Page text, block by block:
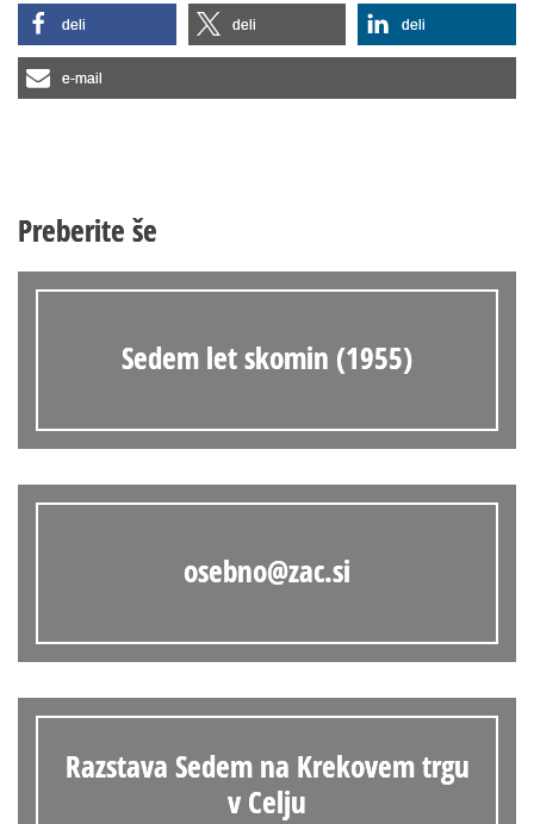
deli deli deli
e-mail
Preberite še
Sedem let skomin (1955)
osebno@zac.si
Razstava Sedem na Krekovem trgu
v Celju